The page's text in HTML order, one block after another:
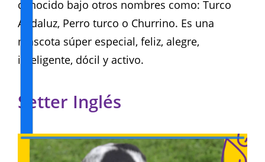
conocido bajo otros nombres como: Turco
Andaluz, Perro turco o Churrino. Es una
mascota súper especial, feliz, alegre,
inteligente, dócil y activo.
Setter Inglés